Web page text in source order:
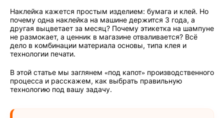
Наклейка кажется простым изделием: бумага и клей. Но
почему одна наклейка на машине держится 3 года, а
другая выцветает за месяц? Почему этикетка на шампуне
не размокает, а ценник в магазине отваливается? Всё
дело в комбинации материала основы, типа клея и
технологии печати.
В этой статье мы заглянем «под капот» производственного
процесса и расскажем, как выбрать правильную
технологию под вашу задачу.